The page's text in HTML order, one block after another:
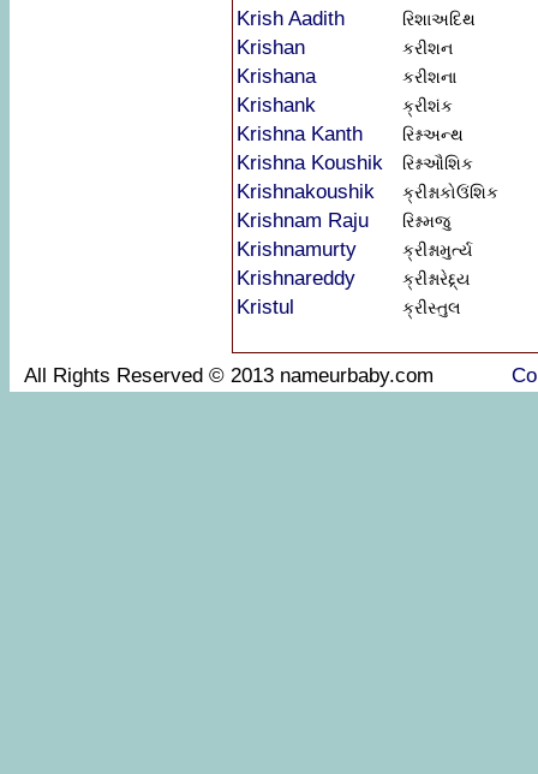
Krish Aadith રિશાઅદિથ
Krishan કરીશન
Krishana કરીશના
Krishank ક્રીશંક
Krishna Kanth રિશ્નઅન્થ
Krishna Koushik રિશ્નઔશિક
Krishnakoushik ક્રીશ્નાકોઉંશિક
Krishnam Raju રિશ્નમજુ
Krishnamurty ક્રીશ્નામુર્ત્ય
Krishnareddy ક્રીશ્નારેદ્દ્ય
Kristul ક્રીસ્તુલ
All Rights Reserved © 2013 nameurbaby.com